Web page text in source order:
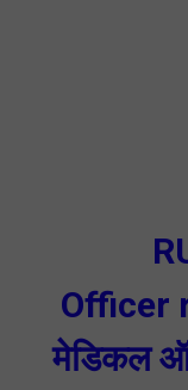
Officer
मेडिकल